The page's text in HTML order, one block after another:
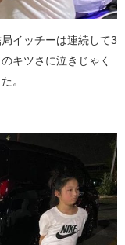
イッチーは連続して3
キツさに泣きじゃく
。